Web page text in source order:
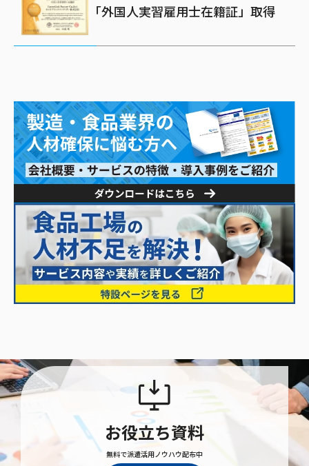
「外国人実習雇用士在籍証」取得
お役立ち資料
無料で派遣活用ノウハウ配布中